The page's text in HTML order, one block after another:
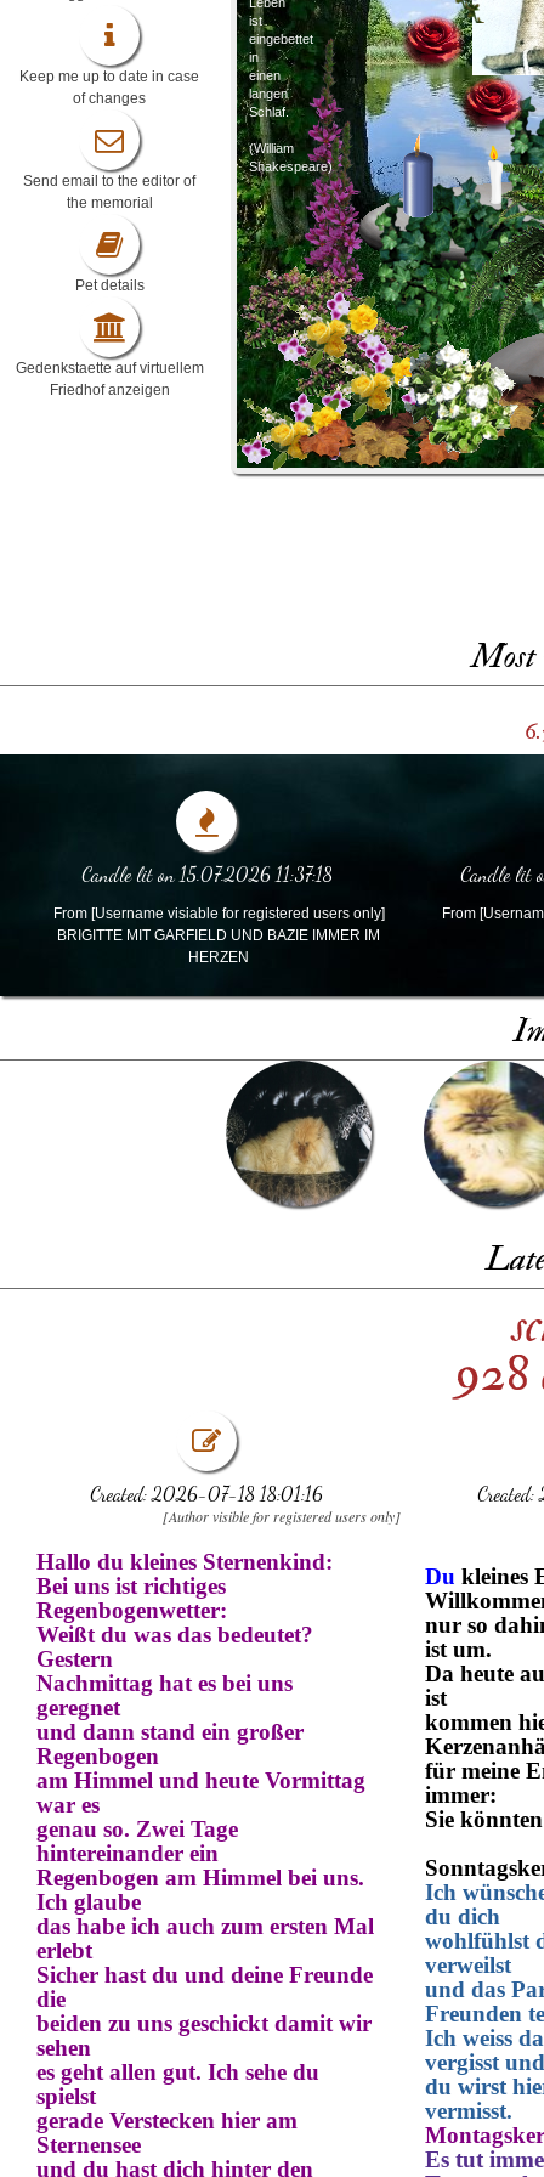
Keep me up to date in case
of changes
Send email to the editor of
the memorial
Pet details
Gedenkstaette auf virtuellem
Friedhof anzeigen
ist
eingebettet
in
einen
langen
Schlaf.
(William
Shakespeare)
Most
Candle lit on 15.07.2026 11:37:18
From [Username visiable for registered users only]
BRIGITTE MIT GARFIELD UND BAZIE IMMER IM
HERZEN
Candle lit
From
928
Created: 2026-07-18 18:01:16
[Author visible for registered users only]
Hallo du kleines Sternenkind:
Bei uns ist richtiges
Regenbogenwetter:
Weißt du was das bedeutet?
Gestern
Nachmittag hat es bei uns
geregnet
und dann stand ein großer
Regenbogen
am Himmel und heute Vormittag
war es
genau so. Zwei Tage
hintereinander ein
Regenbogen am Himmel bei uns.
Ich glaube
das habe ich auch zum ersten Mal
erlebt
Sicher hast du und deine Freunde
die
beiden zu uns geschickt damit wir
sehen
es geht allen gut. Ich sehe du
spielst
gerade Verstecken hier am
Sternensee
und du hast dich hinter den
Du kleines
nur so
ist um.
Da heute
ist
kommen
für meine
immer:
Sie
Ich
du dich
wohlfühlst
verweilst
und das
Freunden
Ich weiss
vergisst und
du wirst
vermisst.
Es tut